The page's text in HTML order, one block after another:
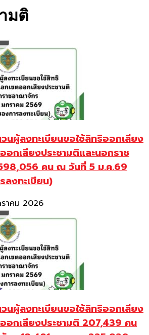
มติ
นผู้ลงทะเบียนขอใช้สิทธิออกเสียง
อกเสียงประชามติและนอกราช
คน ณ วันที่ 5 ม.ค.69
ลงทะเบียน)
าคม 2026
นผู้ลงทะเบียนขอใช้สิทธิออกเสียง
อกเสียงประชามติ 207,439 คน